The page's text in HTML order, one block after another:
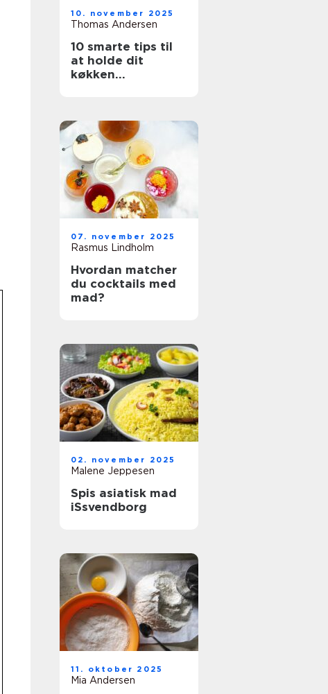
10. november 2025
Thomas Andersen
10 smarte tips til
at holde dit
køkken
07. november 2025
Rasmus Lindholm
Hvordan matcher
du cocktails med
mad?
02. november 2025
Malene Jeppesen
Spis asiatisk mad
iSsvendborg
11. oktober 2025
Mia Andersen